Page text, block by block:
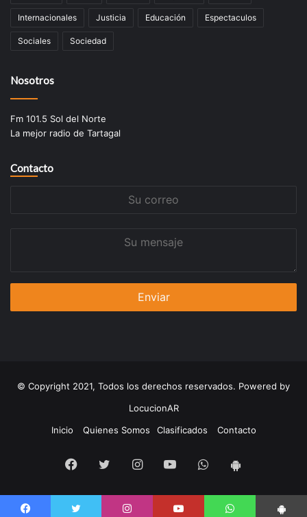
Internacionales Justicia Educación Espectaculos
Sociales Sociedad
Nosotros
Fm 101.5 Sol del Norte
La mejor radio de Tartagal
Contacto
© Copyright 2021, Todos los derechos reservados. Powered by
LocucionAR
Inicio
Quienes Somos Clasificados Contacto
Facebook
TwitterInstagramYoutubeWhatsapp
Android